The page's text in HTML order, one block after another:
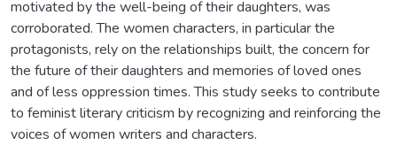
motivated by the well-being of their daughters, was
corroborated. The women characters, in particular the
protagonists, rely on the relationships built, the concern for
the future of their daughters and memories of loved ones
and of less oppression times. This study seeks to contribute
to feminist literary criticism by recognizing and reinforcing the
voices of women writers and characters.